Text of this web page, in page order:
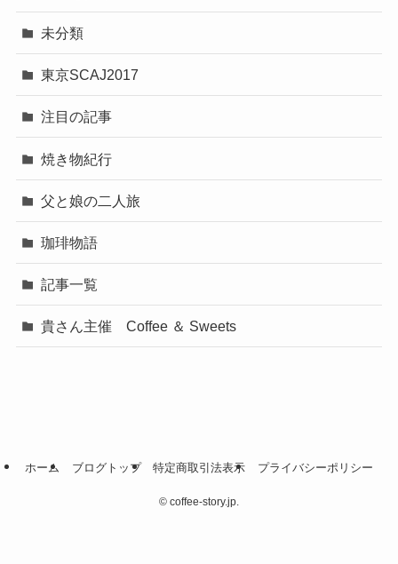
未分類
東京SCAJ2017
注目の記事
焼き物紀行
父と娘の二人旅
珈琲物語
記事一覧
貴さん主催 Coffee ＆ Sweets
ホーム ブログトップ 特定商取引法表示 プライバシーポリシー
© coffee-story.jp.